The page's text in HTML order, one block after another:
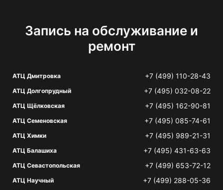
Запись на обслуживание и
ремонт
АТЦ Дмитровка +7 (499) 110-28-43
АТЦ Долгопрудный +7 (495) 032-08-22
АТЦ Щёлковская +7 (495) 162-90-81
АТЦ Семеновская +7 (495) 085-74-61
АТЦ Химки +7 (495) 989-21-31
АТЦ Балашиха +7 (495) 431-63-63
АТЦ Севастопольская +7 (499) 653-72-12
АТЦ Научный +7 (499) 288-05-36